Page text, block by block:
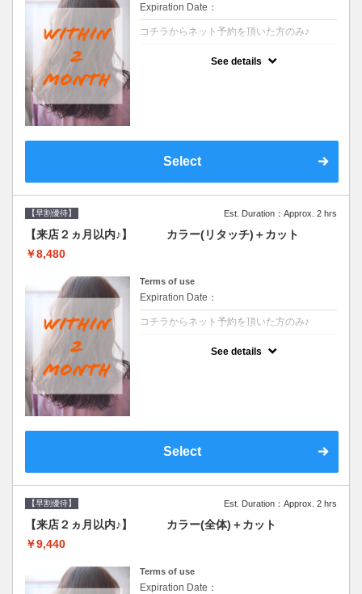
Expiration Date：
コチラからネット予約を頂いた方のみ♪
See details
Select
【早割優待】 Est. Duration：Approx. 2 hrs
【来店２ヵ月以内♪】 カラー(リタッチ)＋カット
￥8,480
Terms of use
Expiration Date：
コチラからネット予約を頂いた方のみ♪
See details
Select
【早割優待】 Est. Duration：Approx. 2 hrs
【来店２ヵ月以内♪】 カラー(全体)＋カット
￥9,440
Terms of use
Expiration Date：